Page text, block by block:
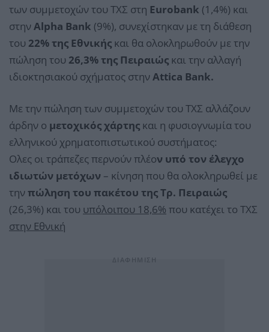
των συμμετοχών του ΤΧΣ στη Eurobank (1,4%) και
στηνAlpha Bank (9%), συνεχίστηκαν με τη διάθεση
του 22% της Εθνικής και θα ολοκληρωθούν με την
πώληση του 26,3% της Πειραιώς και την αλλαγή
ιδιοκτησιακού σχήματος στηνAttica Bank.
Με την πώληση των συμμετοχών του ΤΧΣ αλλάζουν
άρδην ο μετοχικός χάρτης και η φυσιογνωμία του
ελληνικού χρηματοπιστωτικού συστήματος:
Ολες οι τράπεζες περνούν πλέον υπό τον έλεγχο
ιδιωτών μετόχων – κίνηση που θα ολοκληρωθεί με
τηνπώληση του πακέτου της Τρ. Πειραιώς
(26,3%) και του υπόλοιπου 18,6% που κατέχει το ΤΧΣ
στην Εθνική